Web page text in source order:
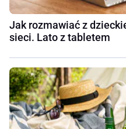
Jak rozmawiać z
sieci. Lato z tabletem